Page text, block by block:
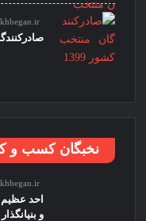
نخبگان کسب و
احد عظیم
و